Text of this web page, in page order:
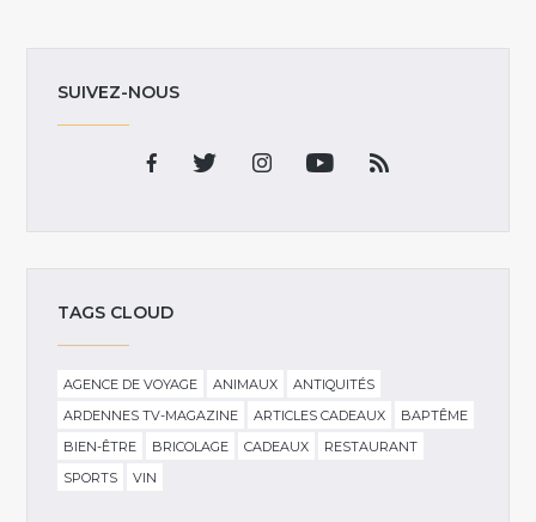
SUIVEZ-NOUS
TAGS CLOUD
AGENCE DE VOYAGE ANIMAUX
ANTIQUITÉS
ARDENNES TV-MAGAZINE
ARTICLES CADEAUX
BAPTÊME
BIEN-ÊTRE
BRICOLAGE CADEAUX
RESTAURANT
SPORTS
VIN